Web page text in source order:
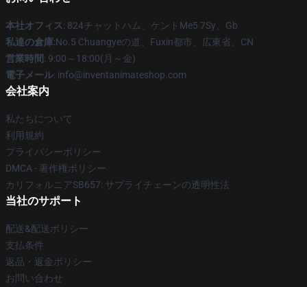
本社オフィス: 824チャットハム、ケントMe5 7Sy、Gb
私達の倉庫:No.5 Chuangyeの道、Fuxin都市、広東省、CN
営業時間: 9:00～18:00(月～金)
電子メール: info@inventanimateshop.com
会社案内
私たちについて
利用規約
プライバシーポリシー
DMCA - 著作権ポリシー
カリフォルニアSB657: サプライチェーンの透明性法
当社のサポート
配送&配送ポリシー
支払条件
返品・返金ポリシー
お問い合わせ